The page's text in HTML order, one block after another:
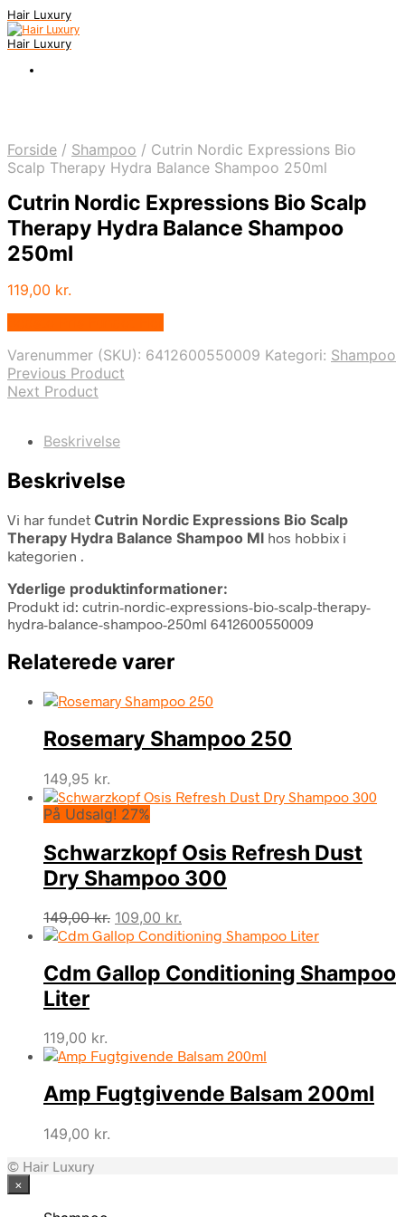
Hair Luxury
Hair Luxury
Forside / Shampoo / Cutrin Nordic Expressions Bio
Scalp Therapy Hydra Balance Shampoo 250ml
Cutrin Nordic Expressions Bio Scalp
Therapy Hydra Balance Shampoo
250ml
119,00 kr.
Varenummer (SKU): 6412600550009 Kategori: Shampoo
Previous Product
Next Product
Beskrivelse
Beskrivelse
Vi har fundet Cutrin Nordic Expressions Bio Scalp
Therapy Hydra Balance Shampoo Ml hos hobbix i
kategorien .
Yderlige produktinformationer:
Produkt id: cutrin-nordic-expressions-bio-scalp-therapy-
hydra-balance-shampoo-250ml 6412600550009
Relaterede varer
Rosemary Shampoo 250
149,95 kr.
På Udsalg! 27%
Schwarzkopf Osis Refresh Dust
Dry Shampoo 300
149,00kr. Den
oprindelige
var:
149,00 kr..
109,00 kr.
aktuelle
er:
109,00 kr..
Cdm Gallop Conditioning Shampoo
Liter
119,00 kr.
Amp Fugtgivende Balsam 200ml
149,00 kr.
© Hair Luxury
×